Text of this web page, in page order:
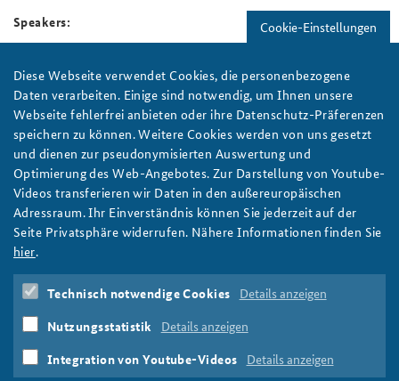
Speakers:
DGAP
Andrea Rotter , Head of Foreign and Security Policy, Hanns-
Seidel-Stiftung
Matthias Wachter, Head of the Department for
International Cooperation, Security Policy, Raw Materials,
and Space, Federation of German Industries (BDI)
Moderator:Jan Stöckmann, Head of Karl Kaiser Forum,
DGAP
Date:
Wednesday, May 7, 2025
Format:
Location:
Language:English
Participation:Please register here
Drucken
Cookie-Einstellungen
Diese Webseite verwendet Cookies, die personenbezogene
Daten verarbeiten. Einige sind notwendig, um Ihnen unsere
Webseite fehlerfrei anbieten oder ihre Datenschutz-Präferenzen
speichern zu können. Weitere Cookies werden von uns gesetzt
und dienen zur pseudonymisierten Auswertung und
Optimierung des Web-Angebotes. Zur Darstellung von Youtube-
Videos transferieren wir Daten in den außereuropäischen
Adressraum. Ihr Einverständnis können Sie jederzeit auf der
Seite Privatsphäre widerrufen. Nähere Informationen finden Sie
hier.
Technisch notwendige Cookies Details anzeigen
Nutzungsstatistik Details anzeigen
Integration von Youtube-Videos Details anzeigen